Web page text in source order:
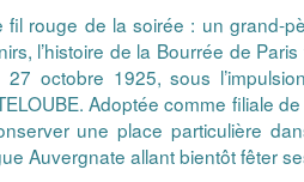
rouge de la soirée : un grand-
l’histoire de la Bourrée de
octobre 1925, sous
Adoptée comme filiale
une place particulière
Auvergnate allant bientôt fêter